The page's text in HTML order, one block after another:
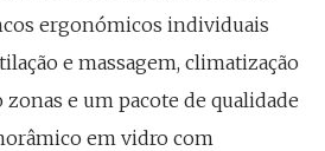
ergonómicos individuais
e massagem, climatização
e um pacote de qualidade
em vidro com